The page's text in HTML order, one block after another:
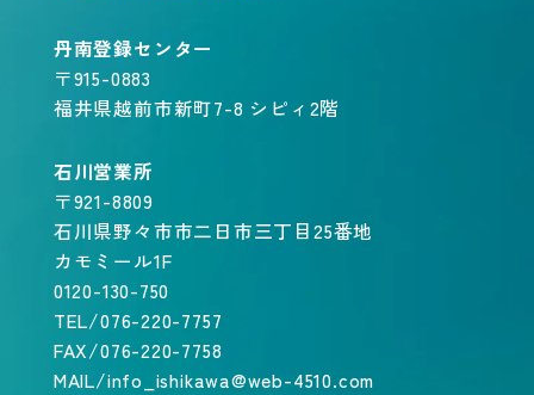
丹南登録センター
〒915-0883
福井県越前市新町7-8 シピィ2階
石川営業所
〒921-8809
石川県野々市市二日市三丁目25番地
カモミール1F
0120-130-750
TEL/076-220-7757
FAX/076-220-7758
MAIL/info_ishikawa@web-4510.com